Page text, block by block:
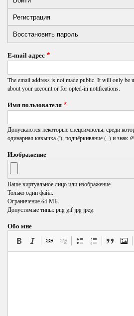
Primary
tabs
Регистрация
вкладка)
Восстановить пароль
E-mail адрес
The email address is not made public. It will only be
about your account or for opted-in notifications.
Имя пользователя
Допускаются некоторые спецсимволы, среди
одинарная кавычка ('), подчёркивание (_) и знак
Изображение
Ваше виртуальное лицо или изображение
Только один файл.
Ограничение 64 МБ.
Допустимые типы: png gif jpg jpeg.
Обо мне